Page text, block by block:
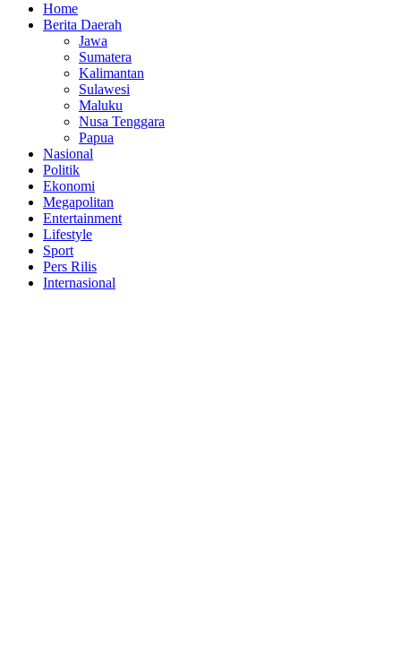
Home
Berita Daerah
Jawa
Sumatera
Kalimantan
Sulawesi
Maluku
Nusa Tenggara
Papua
Nasional
Politik
Ekonomi
Megapolitan
Entertainment
Lifestyle
Sport
Pers Rilis
Internasional